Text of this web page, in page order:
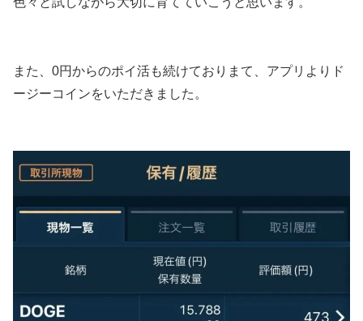
また、0円からのポイ活も続けておりまて、アプリよりド
ージーコインをいただきました。